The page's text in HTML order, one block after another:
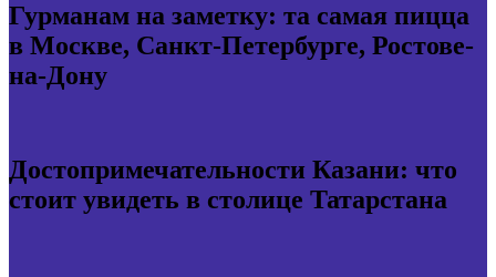
Гурманам на заметку: та самая пицца
в Москве, Санкт-Петербурге, Ростове-
на-Дону
Достопримечательности Казани: что
стоит увидеть в столице Татарстана